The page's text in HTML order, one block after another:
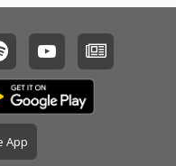
App